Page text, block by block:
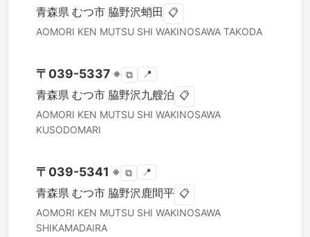
青森県 むつ市 脇野沢蛸田 📋
AOMORI KEN MUTSU SHI WAKINOSAWA TAKODA
〒 039-5337 ※ ⧉ 📍
青森県 むつ市 脇野沢九艘泊 📋
AOMORI KEN MUTSU SHI WAKINOSAWA
KUSODOMARI
〒 039-5341 ※ ⧉ 📍
青森県 むつ市 脇野沢鹿間平 📋
AOMORI KEN MUTSU SHI WAKINOSAWA
SHIKAMADAIRA